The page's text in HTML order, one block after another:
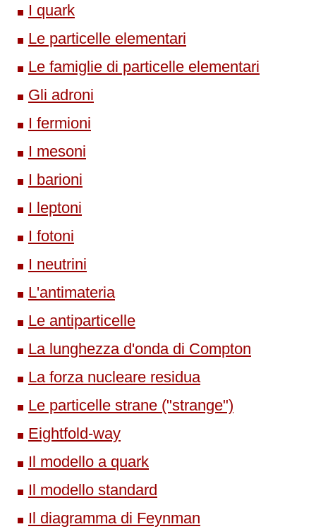
I quark
Le particelle elementari
Le famiglie di particelle elementari
Gli adroni
I fermioni
I mesoni
I barioni
I leptoni
I fotoni
I neutrini
L'antimateria
Le antiparticelle
La lunghezza d'onda di Compton
La forza nucleare residua
Le particelle strane ("strange")
Eightfold-way
Il modello a quark
Il modello standard
Il diagramma di Feynman